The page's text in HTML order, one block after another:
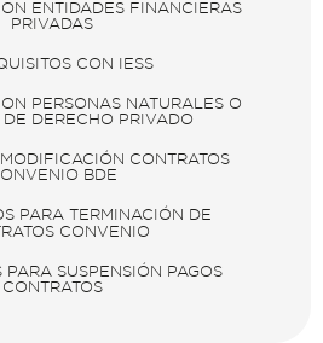
ENTIDADES FINANCIERAS
PRIVADAS
CON IESS
PERSONAS NATURALES O
DERECHO PRIVADO
CONTRATOS
BDE
PARA TERMINACIÓN DE
CONVENIO
PARA SUSPENSIÓN PAGOS
CONTRATOS